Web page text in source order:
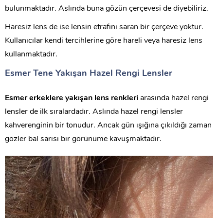
bulunmaktadır. Aslında buna gözün çerçevesi de diyebiliriz.
Haresiz lens de ise lensin etrafını saran bir çerçeve yoktur.
Kullanıcılar kendi tercihlerine göre hareli veya haresiz lens
kullanmaktadır.
Esmer Tene Yakışan Hazel Rengi Lensler
Esmer erkeklere yakışan lens renkleri arasında hazel rengi
lensler de ilk sıralardadır. Aslında hazel rengi lensler
kahverenginin bir tonudur. Ancak gün ışığına çıkıldığı zaman
gözler bal sarısı bir görünüme kavuşmaktadır.